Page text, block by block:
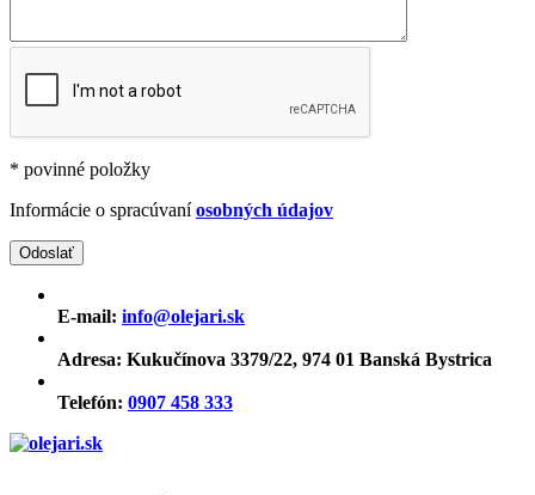
* povinné položky
Informácie o spracúvaníosobných údajov
E-mail: info@olejari.sk
Adresa: Kukučínova 3379/22, 974 01 Banská Bystrica
Telefón: 0907 458 333